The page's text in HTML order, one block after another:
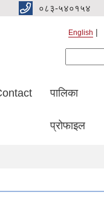
०८३-५४०१५४
English
पालिका
प्रोफाइल